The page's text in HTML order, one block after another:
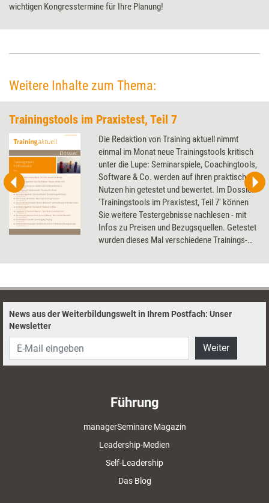
wichtigen Kongresstermine für Ihre Planung!
Weitere Inhalte zum Thema:
Trainingstools im Praxistest, Teil 7
Die Redaktion von Training aktuell nimmt
einmal im Monat neue Trainingstools kritisch
unter die Lupe: Seminarspiele, Coachingtools,
Software & Co. werden auf ihren praktischen
Nutzen hin getestet und bewertet. Im Dossier
'Trainingstools im Praxistest, Teil 7' können
Sie weitere Testergebnisse nachlesen - mit
Infos zu Preisen und Bezugsquellen. Getestet
wurden dieses Mal verschiedene Trainings-
und mehrere Aufstellungsbretter.
News aus der Weiterbildungswelt in Ihrem Postfach: Unser
Newsletter
Weiter
Führung
managerSeminare Magazin
Leadership-Medien
Self-Leadership
Das Blog